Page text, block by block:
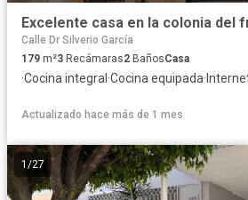
Excelente casa en la colonia del
Calle Dr Silverio García
179 m²3 Recámaras2 BañosCasa
·Cocina integral ·Cocina equipada·
Actualizado hace más de 1 mes
1 /27